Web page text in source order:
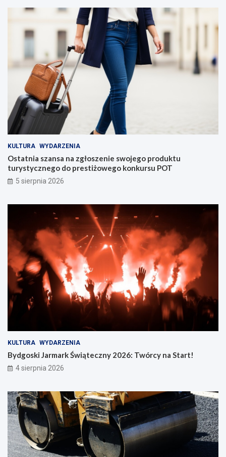
KULTURA WYDARZENIA
Ostatnia szansa na zgłoszenie swojego produktu
turystycznego do prestiżowego konkursu POT
5 sierpnia 2026
KULTURA WYDARZENIA
Bydgoski Jarmark Świąteczny 2026: Twórcy na Start!
4 sierpnia 2026